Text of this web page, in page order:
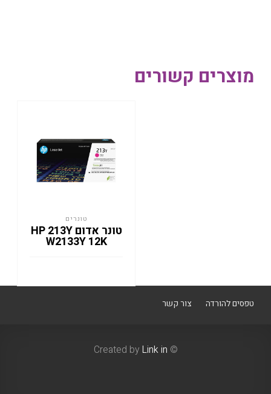
מוצרים קשורים
טונרים
טונר אדום HP 213Y
W2133Y 12K
טפסים להורדה צור קשר
© Created by
Link in